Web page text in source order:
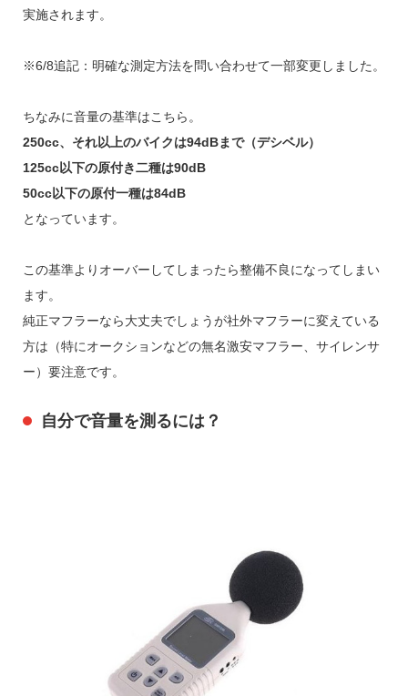
実施されます。
※6/8追記：明確な測定方法を問い合わせて一部変更しました。
ちなみに音量の基準はこちら。
250cc、それ以上のバイクは94dBまで（デシベル）
125cc以下の原付き二種は90dB
50cc以下の原付一種は84dB
となっています。
この基準よりオーバーしてしまったら整備不良になってしまい
ます。
純正マフラーなら大丈夫でしょうが社外マフラーに変えている
方は（特にオークションなどの無名激安マフラー、サイレンサ
ー）要注意です。
自分で音量を測るには？